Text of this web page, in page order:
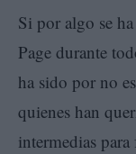
Si por algo se
Page durante
ha sido por no
quienes han
intermedias